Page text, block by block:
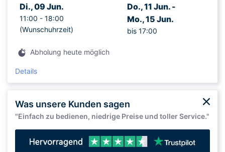
Di., 09 Jun.
11:00 - 18:00
(Wunschuhrzeit)
Do., 11 Jun. -
Mo., 15 Jun.
bis 17:00
Abholung heute möglich
Details
Was unsere Kunden sagen
"Einfach zu bedienen, niedrige Preise und toller Service."